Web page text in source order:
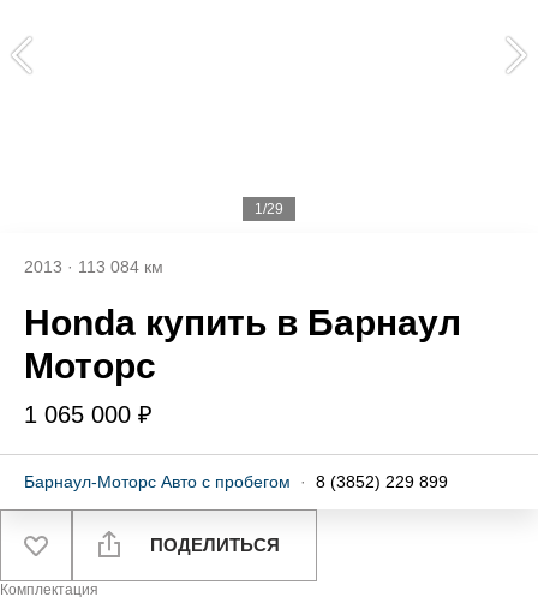
1/29
2013 · 113 084 км
Honda купить в Барнаул
Моторс
1 065 000 ₽
Барнаул-Моторс Авто с пробегом · 8 (3852) 229 899
ПОДЕЛИТЬСЯ
Комплектация